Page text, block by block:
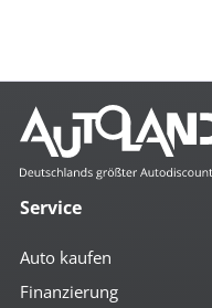
Service
Auto kaufen
Finanzierung